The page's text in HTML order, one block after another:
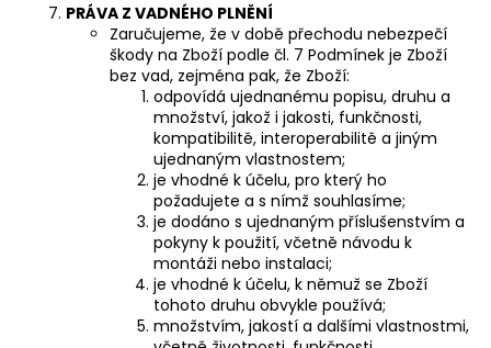
PRÁVA Z VADNÉHO PLNĚNÍ
Zaručujeme, že v době přechodu nebezpečí
škody na Zboží podle čl. 7 Podmínek je Zboží
bez vad, zejména pak, že Zboží:
odpovídá ujednanému popisu, druhu a
množství, jakož i jakosti, funkčnosti,
kompatibilitě, interoperabilitě a jiným
ujednaným vlastnostem;
je vhodné k účelu, pro který ho
požadujete a s nímž souhlasíme;
je dodáno s ujednaným příslušenstvím a
pokyny k použití, včetně návodu k
montáži nebo instalaci;
je vhodné k účelu, k němuž se Zboží
tohoto druhu obvykle používá;
množstvím, jakostí a dalšími vlastnostmi,